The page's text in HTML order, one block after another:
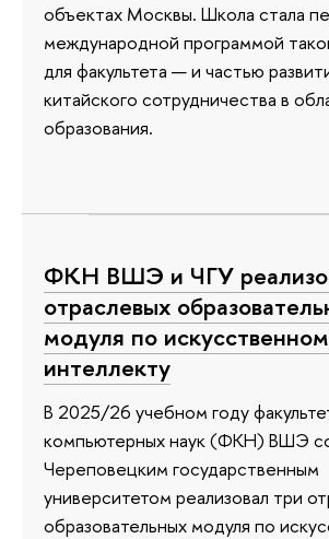
объектах Москвы. Школа стала
международной программой
для факультета — и частью
китайского сотрудничества в
образования.
ФКН ВШЭ и ЧГУ
отраслевых
модуля по
интеллекту
В 2025/26 учебном году
компьютерных наук (ФКН) ВШЭ
Череповецким государственным
университетом реализовал три
образовательных модуля по